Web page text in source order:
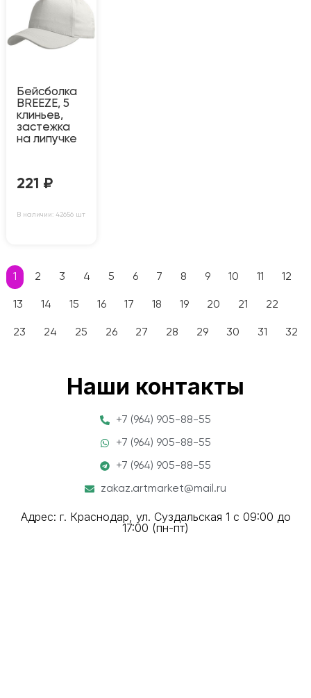
Бейсболка
BREEZE, 5
клиньев,
застежка
на липучке
221 ₽
В наличии: 42656 шт
1 2 3 4 5 6 7 8 9 10 11 12
13 14 15 16 17 18 19 20 21 22
23 24 25 26 27 28 29 30 31 32
Наши контакты
+7 (964) 905-88-55
+7 (964) 905-88-55
+7 (964) 905-88-55
zakaz.artmarket@mail.ru
Адрес: г. Краснодар, ул. Суздальская 1 с 09:00 до
17:00 (пн-пт)